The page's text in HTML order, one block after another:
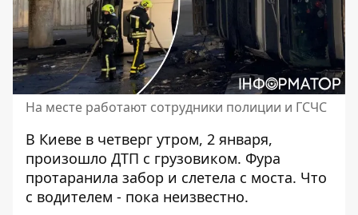
На месте работают сотрудники полиции и ГСЧС
В Киеве в четверг утром, 2 января,
произошло ДТП с грузовиком. Фура
протаранила забор и слетела с моста. Что
с водителем - пока неизвестно.